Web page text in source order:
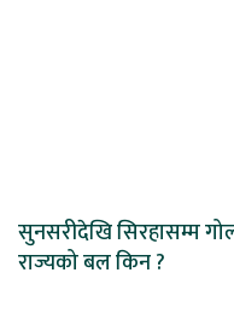
सुनसरीदेखि सिरहासम्म
राज्यको बल किन ?